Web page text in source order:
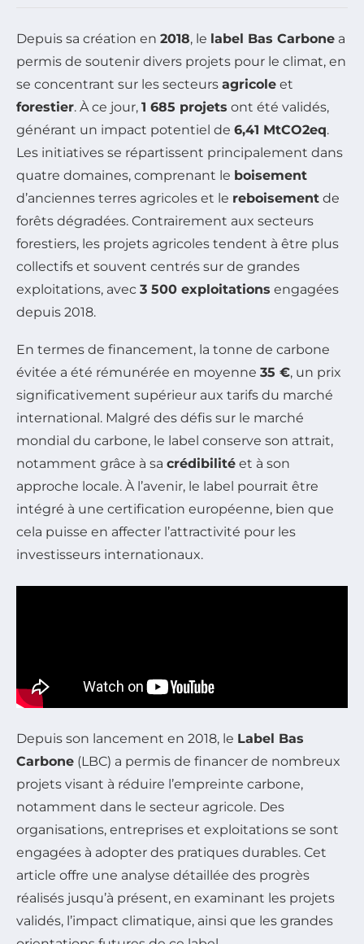
Depuis sa création en 2018, le label Bas Carbone a
permis de soutenir divers projets pour le climat, en
se concentrant sur les secteurs agricole et
forestier. À ce jour, 1 685 projets ont été validés,
générant un impact potentiel de 6,41 MtCO2eq.
Les initiatives se répartissent principalement dans
quatre domaines, comprenant le boisement
d’anciennes terres agricoles et le reboisement de
forêts dégradées. Contrairement aux secteurs
forestiers, les projets agricoles tendent à être plus
collectifs et souvent centrés sur de grandes
exploitations, avec 3 500 exploitations engagées
depuis 2018.
En termes de financement, la tonne de carbone
évitée a été rémunérée en moyenne 35 €, un prix
significativement supérieur aux tarifs du marché
international. Malgré des défis sur le marché
mondial du carbone, le label conserve son attrait,
notamment grâce à sa crédibilité et à son
approche locale. À l’avenir, le label pourrait être
intégré à une certification européenne, bien que
cela puisse en affecter l’attractivité pour les
investisseurs internationaux.
Depuis son lancement en 2018, le Label Bas
Carbone (LBC) a permis de financer de nombreux
projets visant à réduire l’empreinte carbone,
notamment dans le secteur agricole. Des
organisations, entreprises et exploitations se sont
engagées à adopter des pratiques durables. Cet
article offre une analyse détaillée des progrès
réalisés jusqu’à présent, en examinant les projets
validés, l’impact climatique, ainsi que les grandes